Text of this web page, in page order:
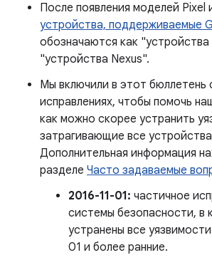
После появления моделей Pixel
устройства, поддерживаемые
обозначаются как
"устройства Nexus".
Мы включили в этот бюллетень
исправлениях, чтобы помочь
как можно скорее устранить
затрагивающие все
Дополнительная информация
разделе Часто задаваемые
2016-11-01: частичное
системы безопасности, в
устранены все
01 и более ранние.